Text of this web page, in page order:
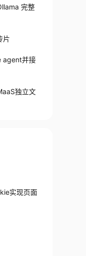
完整
片
agent并接
独立文
实现页面